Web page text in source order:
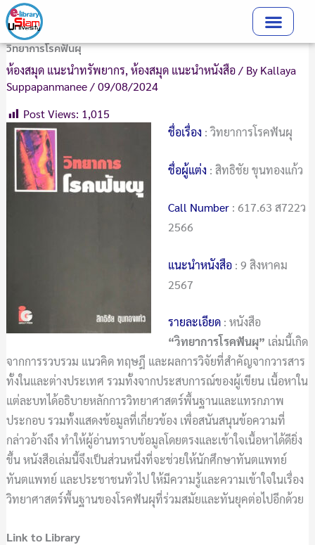
Skip
to
content
วิทยาการโรคฟันผุ
ห้องสมุด แนะนำทรัพยากร, ห้องสมุด แนะนำหนังสือ/ By Kallaya
Suppapanmanee/09/08/2024
Post Views: 1,015
ชื่อเรื่อง : วิทยาการโรคฟันผุ
ชื่อผู้แต่ง : สิทธิชัย ขุนทองแก้ว
Call Number: 617.63 ส722ว
2566
แนะนำหนังสือ: 9 สิงหาคม
2567
รายละเอียด: หนังสือ
“วิทยาการโรคฟันผุ” เล่มนี้เกิด
จากการรวบรวม แนวคิด ทฤษฎี และผลการวิจัยที่สำคัญจากวารสาร
ทั้งในและต่างประเทศ รวมทั้งจากประสบการณ์ของผู้เขียน เนื้อหาใน
แต่ละบทได้อธิบายหลักการวิทยาศาสตร์พื้นฐานและแทรกภาพ
ประกอบ รวมทั้งแสดงข้อมูลที่เกี่ยวข้อง เพื่อสนันสนุนข้อความที่
กล่าวอ้างถึง ทำให้ผู้อ่านทราบข้อมูลโดยตรงและเข้าใจเนื้อหาได้ดียิ่ง
ขึ้น หนังสือเล่มนี้จึงเป็นส่วนหนึ่งที่จะช่วยให้นักศึกษาทันตแพทย์
ทันตแพทย์ และประชาชนทั่วไป ให้มีความรู้และความเข้าใจในเรื่อง
วิทยาศาสตร์พื้นฐานของโรคฟันผุที่ร่วมสมัยและทันยุคต่อไปอีกด้วย
Link to Library